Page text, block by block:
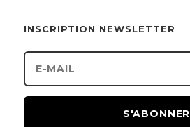
INSCRIPTION NEWSLETTER
S'ABONNER